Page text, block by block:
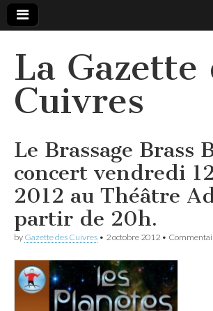
La Gazette
Cuivres
Le Brassage Brass
concert vendredi
2012 au Théâtre
partir de 20h.
by Gazette des Cuivres • 2 octobre 2012 •